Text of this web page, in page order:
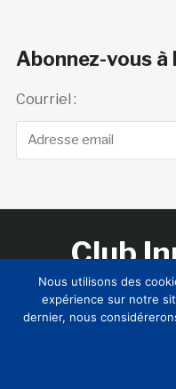
Abonnez-vous
Courriel :
Club
Culture
Nous utilisons des
expérience sur notre
dernier, nous